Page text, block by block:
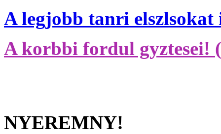
A legjobb tanri
A korbbi fordul gyztesei!
NYEREMNY!